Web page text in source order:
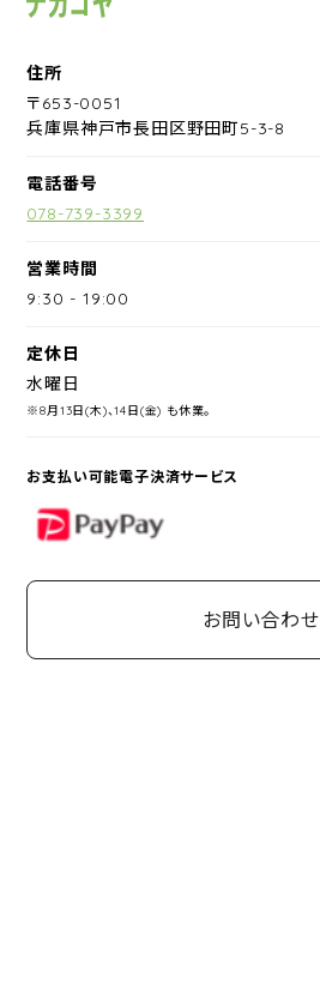
住所
〒653-0051
兵庫県神戸市長田区野田町5-3-8
電話番号
078-739-3399
営業時間
9:30 -19:00
定休日
水曜日
※8月13日(木)、14日(金) も休業。
お支払い可能電子決済サービス
PayPay
お問い合わせ